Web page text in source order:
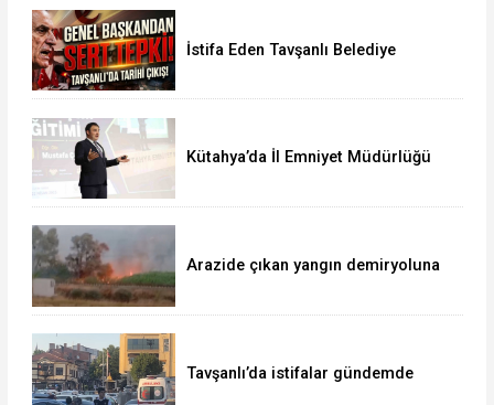
İstifa Eden Tavşanlı Belediye
Kütahya’da İl Emniyet Müdürlüğü
Arazide çıkan yangın demiryoluna
Tavşanlı’da istifalar gündemde